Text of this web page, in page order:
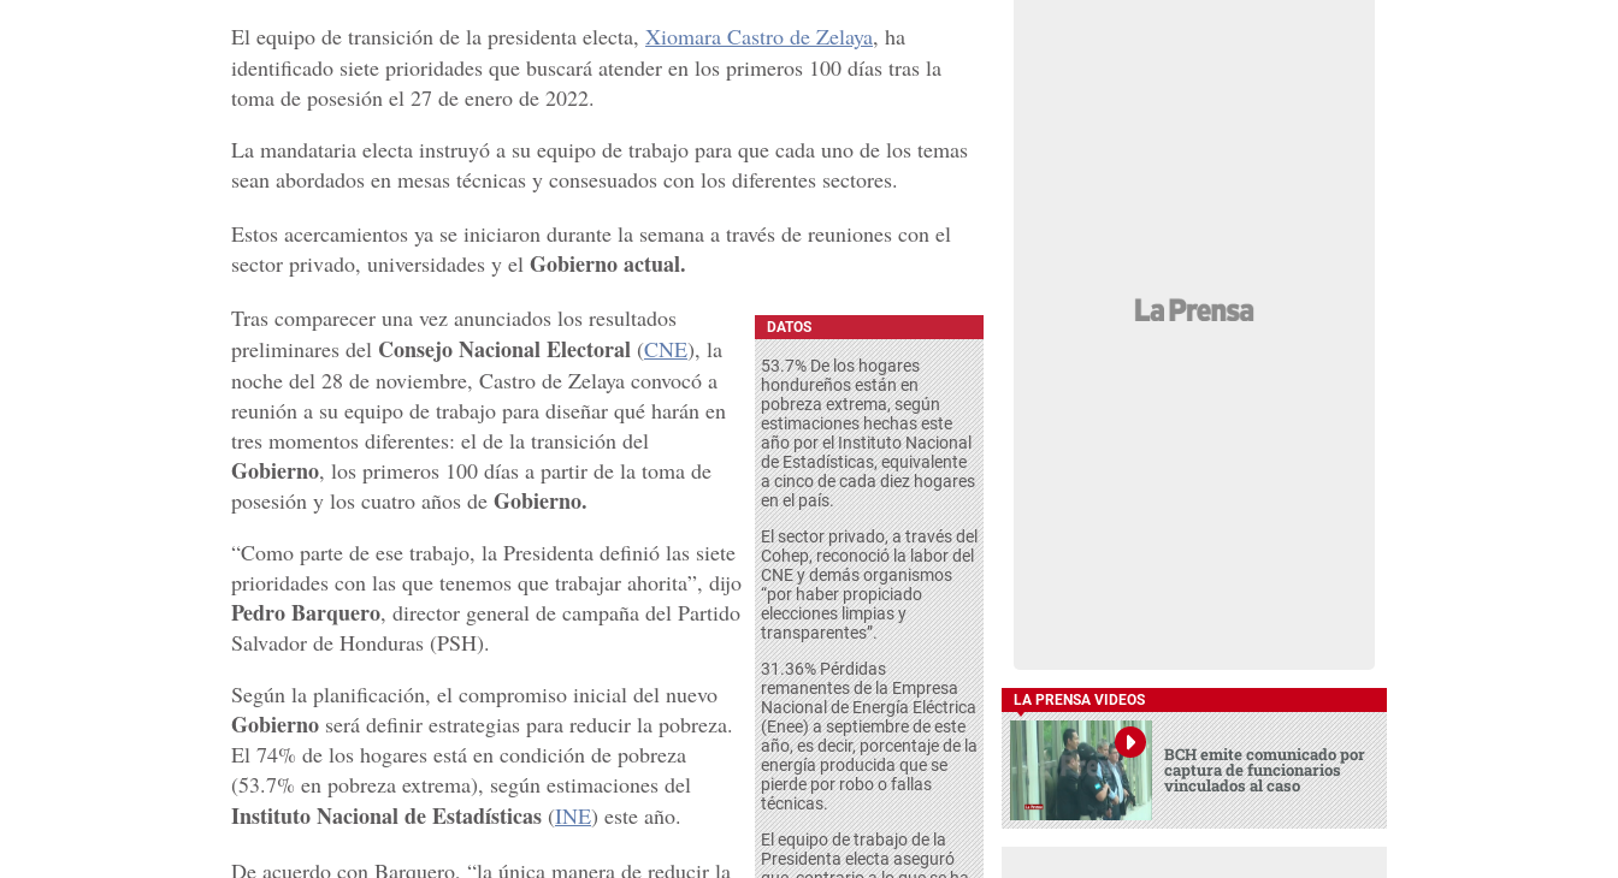
El equipo de transición de la presidenta electa, Xiomara Castro de Zelaya, ha
identificado siete prioridades que buscará atender en los primeros 100 días tras la
toma de posesión el 27 de enero de 2022.
La mandataria electa instruyó a su equipo de trabajo para que cada uno de los temas
sean abordados en mesas técnicas y consesuados con los diferentes sectores.
Estos acercamientos ya se iniciaron durante la semana a través de reuniones con el
sector privado, universidades y el Gobierno actual.
DATOS
53.7% De los hogares
hondureños están en
pobreza extrema, según
estimaciones hechas este
año por el Instituto Nacional
de Estadísticas, equivalente
a cinco de cada diez hogares
en el país.
El sector privado, a través del
Cohep, reconoció la labor del
CNE y demás organismos
“por haber propiciado
elecciones limpias y
transparentes”.
31.36% Pérdidas
remanentes de la Empresa
Nacional de Energía Eléctrica
(Enee) a septiembre de este
año, es decir, porcentaje de la
energía producida que se
pierde por robo o fallas
técnicas.
El equipo de trabajo de la
Presidenta electa aseguró
Tras comparecer una vez anunciados los resultados
preliminares del Consejo Nacional Electoral (CNE), la
noche del 28 de noviembre, Castro de Zelaya convocó a
reunión a su equipo de trabajo para diseñar qué harán en
tres momentos diferentes: el de la transición del
Gobierno, los primeros 100 días a partir de la toma de
posesión y los cuatro años de Gobierno.
“Como parte de ese trabajo, la Presidenta definió las siete
prioridades con las que tenemos que trabajar ahorita”, dijo
Pedro Barquero, director general de campaña del Partido
Salvador de Honduras (PSH).
Según la planificación, el compromiso inicial del nuevo
Gobierno será definir estrategias para reducir la pobreza.
El 74% de los hogares está en condición de pobreza
(53.7% en pobreza extrema), según estimaciones del
Instituto Nacional de Estadísticas (INE) este año.
De acuerdo con Barquero, “la única manera de reducir la
LA PRENSA VIDEOS
BCH emite comunicado por
captura de funcionarios
vinculados al caso